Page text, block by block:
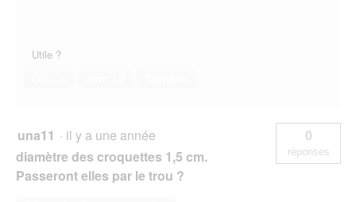
Utile ?
una11 · il y a une année
diamètre des croquettes 1,5 cm.
Passeront elles par le trou ?
0
réponses